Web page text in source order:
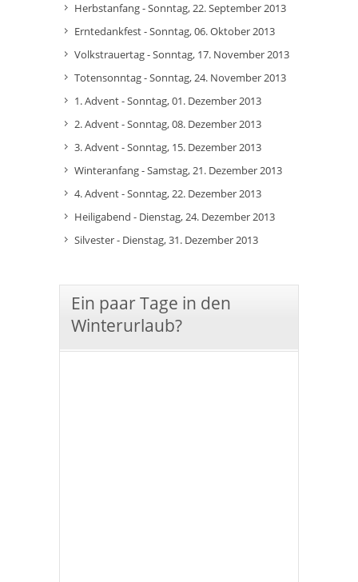
Herbstanfang - Sonntag, 22. September 2013
Erntedankfest - Sonntag, 06. Oktober 2013
Volkstrauertag - Sonntag, 17. November 2013
Totensonntag - Sonntag, 24. November 2013
1. Advent - Sonntag, 01. Dezember 2013
2. Advent - Sonntag, 08. Dezember 2013
3. Advent - Sonntag, 15. Dezember 2013
Winteranfang - Samstag, 21. Dezember 2013
4. Advent - Sonntag, 22. Dezember 2013
Heiligabend - Dienstag, 24. Dezember 2013
Silvester - Dienstag, 31. Dezember 2013
Ein paar Tage in den
Winterurlaub?